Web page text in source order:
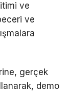
ve
ve
gerçek
demo